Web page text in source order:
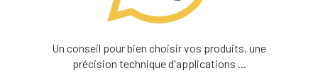
Un conseil pour bien choisir vos produits, une
précision technique d'applications ...